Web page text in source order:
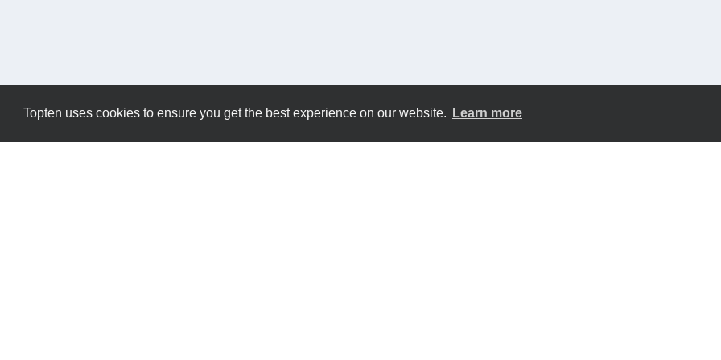
Topten uses cookies to ensure you get the best experience on our website. Learn more